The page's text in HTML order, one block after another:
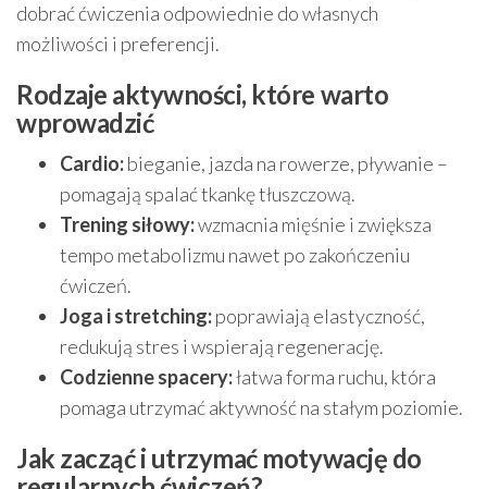
dobrać ćwiczenia odpowiednie do własnych
możliwości i preferencji.
Rodzaje aktywności, które warto
wprowadzić
Cardio:bieganie, jazda na rowerze, pływanie –
pomagają spalać tkankę tłuszczową.
Trening siłowy:wzmacnia mięśnie i zwiększa
tempo metabolizmu nawet po zakończeniu
ćwiczeń.
Joga i stretching:poprawiają elastyczność,
redukują stres i wspierają regenerację.
Codzienne spacery:łatwa forma ruchu, która
pomaga utrzymać aktywność na stałym poziomie.
Jak zacząć i utrzymać motywację do